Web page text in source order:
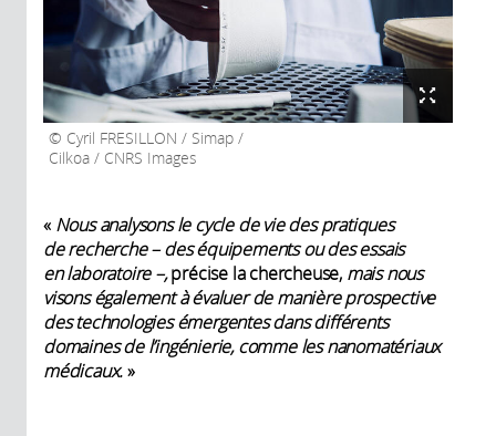
Cyril FRESILLON / Simap /
Cilkoa / CNRS Images
« Nous analysons le cycle de vie des pratiques
de recherche – des équipements ou des essais
en laboratoire –,précise la chercheuse, mais nous
visons également à évaluer de manière prospective
des technologies émergentes dans différents
domaines de l’ingénierie, comme les nanomatériaux
médicaux.»